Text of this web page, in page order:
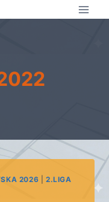
2026 |2.LIGA